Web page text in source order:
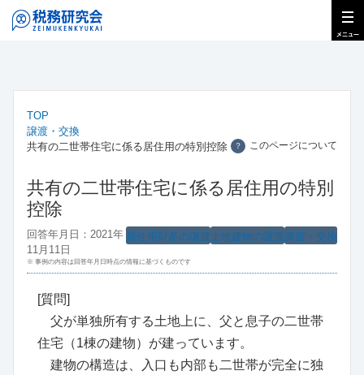
TOP
譲渡・交換
共有の二世帯住宅に係る居住用の特別控除
？ このページについて
共有の二世帯住宅に係る居住用の特別
控除
譲渡・交換
土地建物の譲渡
居住用財産の譲渡
回答年月日：2021年
11月11日
※ 事例の内容は回答年月日時点の情報に基づくものです
[質問]
父が単独所有する土地上に、父と息子の二世帯
住宅（1棟の建物）が建っています。
建物の構造は、入口も内部も二世帯が完全に独